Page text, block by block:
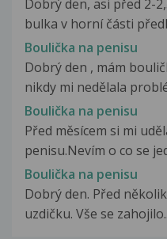
Dobrý den, asi před 2-
bulka v horní části
Boulička na penisu
Dobrý den , mám
nikdy mi nedělala
Boulička na penisu
Před měsícem si mi
penisu.Nevím o co se
Boulička na penisu
Dobrý den. Před
uzdičku. Vše se